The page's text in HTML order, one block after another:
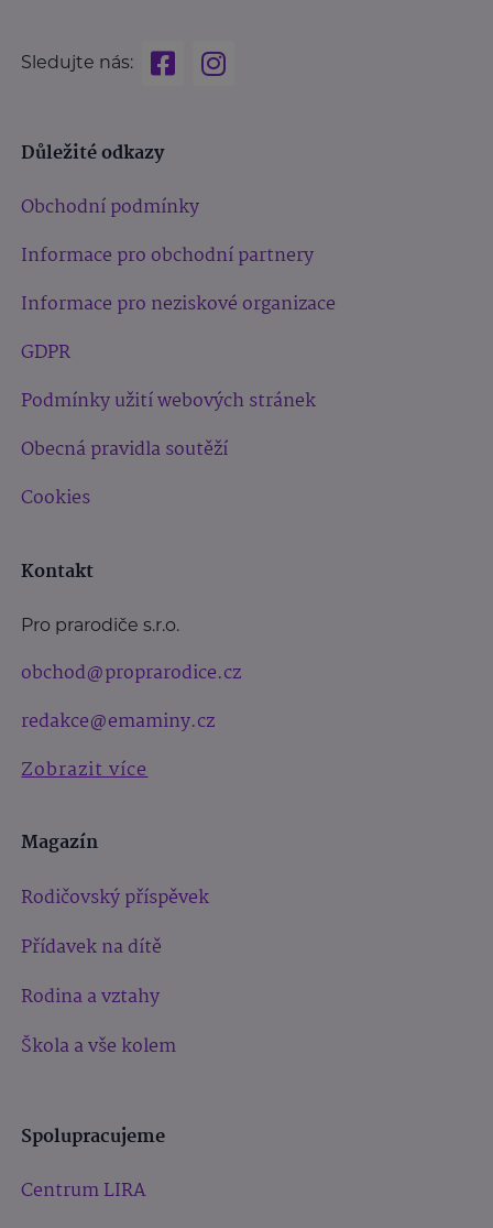
Sledujte nás:
Důležité odkazy
Obchodní podmínky
Informace pro obchodní partnery
Informace pro neziskové organizace
GDPR
Podmínky užití webových stránek
Obecná pravidla soutěží
Cookies
Kontakt
Pro prarodiče s.r.o.
obchod@proprarodice.cz
redakce@emaminy.cz
Zobrazit více
Magazín
Rodičovský příspěvek
Přídavek na dítě
Rodina a vztahy
Škola a vše kolem
Spolupracujeme
Centrum LIRA